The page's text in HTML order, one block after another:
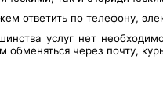
ответить по телефону,
услуг нет
через почту,